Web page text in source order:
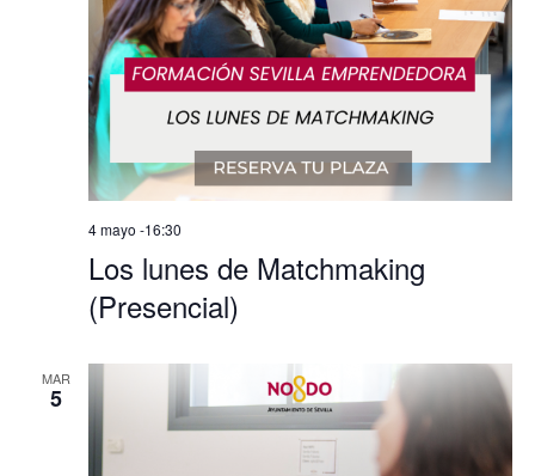
Los lunes de Matchmaking
(Presencial)
4 mayo -16:30
MAR
5